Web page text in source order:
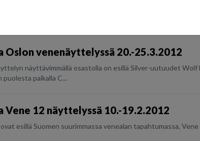
Kellox AS have signed a long term distribution agreement
Oslon venenäyttelyssä 20.-25.3.2012
näyttävimmällä osastolla on esillä Silver-uutuudet
paikalla C...
Vene 12 näyttelyssä 10.-19.2.2012
esillä Suomen suurimmassa venealan tapahtumassa,